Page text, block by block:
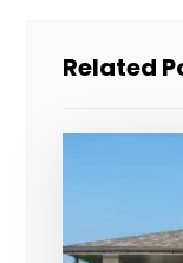
Related